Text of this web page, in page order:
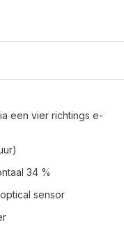
een vier richtings e-
34 %
sensor